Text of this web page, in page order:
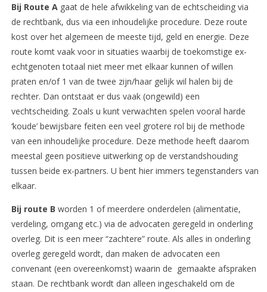
Bij Route Agaat de hele afwikkeling van de echtscheiding via
de rechtbank, dus via een inhoudelijke procedure. Deze route
kost over het algemeen de meeste tijd, geld en energie. Deze
route komt vaak voor in situaties waarbij de toekomstige ex-
echtgenoten totaal niet meer met elkaar kunnen of willen
praten en/of 1 van de twee zijn/haar gelijk wil halen bij de
rechter. Dan ontstaat er dus vaak (ongewild) een
vechtscheiding. Zoals u kunt verwachten spelen vooral harde
‘koude’ bewijsbare feiten een veel grotere rol bij de methode
van een inhoudelijke procedure. Deze methode heeft daarom
meestal geen positieve uitwerking op de verstandshouding
tussen beide ex-partners. U bent hier immers tegenstanders van
elkaar.
Bij route B worden 1 of meerdere onderdelen (alimentatie,
verdeling, omgang etc.) via de advocaten geregeld in onderling
overleg. Dit is een meer “zachtere” route. Als alles in onderling
overleg geregeld wordt, dan maken de advocaten een
convenant (een overeenkomst) waarin de gemaakte afspraken
staan. De rechtbank wordt dan alleen ingeschakeld om de